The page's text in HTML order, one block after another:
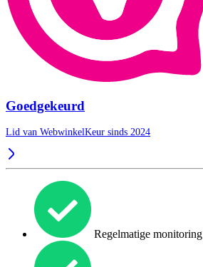
Goedgekeurd
Lid van WebwinkelKeur sinds 2024
Regelmatige monitoring